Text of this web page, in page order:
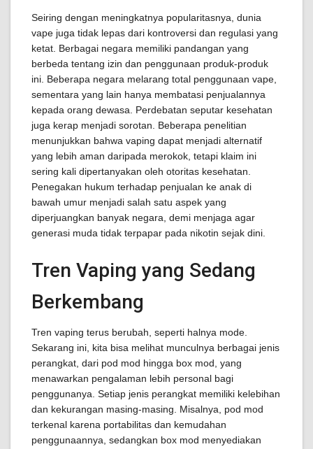
Seiring dengan meningkatnya popularitasnya, dunia
vape juga tidak lepas dari kontroversi dan regulasi yang
ketat. Berbagai negara memiliki pandangan yang
berbeda tentang izin dan penggunaan produk-produk
ini. Beberapa negara melarang total penggunaan vape,
sementara yang lain hanya membatasi penjualannya
kepada orang dewasa. Perdebatan seputar kesehatan
juga kerap menjadi sorotan. Beberapa penelitian
menunjukkan bahwa vaping dapat menjadi alternatif
yang lebih aman daripada merokok, tetapi klaim ini
sering kali dipertanyakan oleh otoritas kesehatan.
Penegakan hukum terhadap penjualan ke anak di
bawah umur menjadi salah satu aspek yang
diperjuangkan banyak negara, demi menjaga agar
generasi muda tidak terpapar pada nikotin sejak dini.
Tren Vaping yang Sedang
Berkembang
Tren vaping terus berubah, seperti halnya mode.
Sekarang ini, kita bisa melihat munculnya berbagai jenis
perangkat, dari pod mod hingga box mod, yang
menawarkan pengalaman lebih personal bagi
penggunanya. Setiap jenis perangkat memiliki kelebihan
dan kekurangan masing-masing. Misalnya, pod mod
terkenal karena portabilitas dan kemudahan
penggunaannya, sedangkan box mod menyediakan